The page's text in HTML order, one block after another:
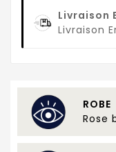
Livraison
Livraison
ROBE
Rose